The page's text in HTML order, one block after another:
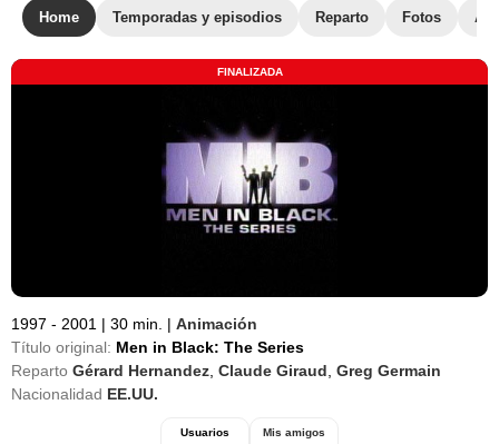
Home Temporadas y episodios Reparto Fotos
FINALIZADA
1997 - 2001 | 30 min. | Animación
Título original: Men in Black: The Series
Reparto Gérard Hernandez Claude Giraud Greg Germain
Nacionalidad EE.UU.
Usuarios Mis amigos